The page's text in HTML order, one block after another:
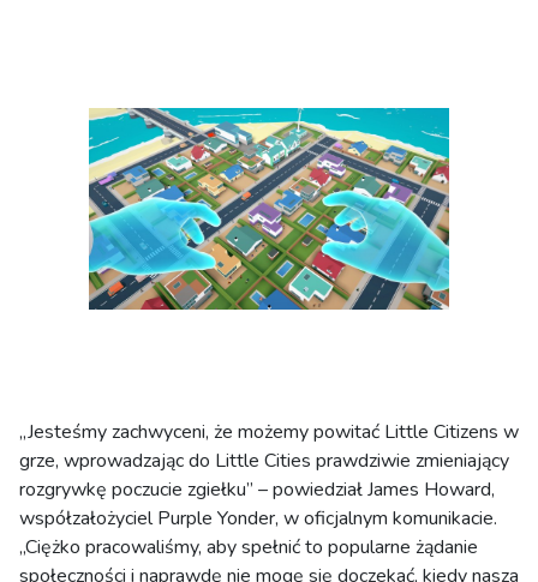
„Jesteśmy zachwyceni, że możemy powitać Little Citizens w
grze, wprowadzając do Little Cities prawdziwie zmieniający
rozgrywkę poczucie zgiełku” – powiedział James Howard,
współzałożyciel Purple Yonder, w oficjalnym komunikacie.
„Ciężko pracowaliśmy, aby spełnić to popularne żądanie
społeczności i naprawdę nie mogę się doczekać, kiedy nasza